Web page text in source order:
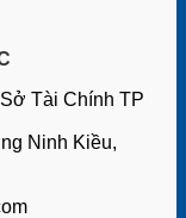
Tài Chính TP
Ninh Kiều,